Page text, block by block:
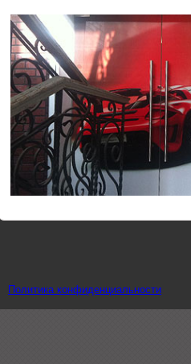
Политика конфиденциальности